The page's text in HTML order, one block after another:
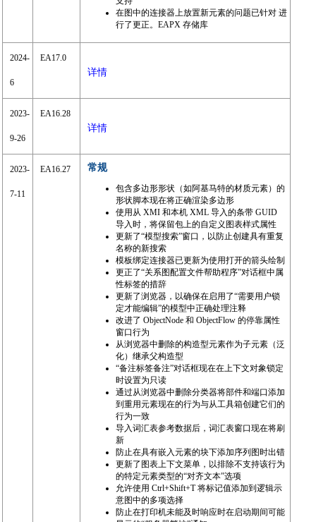
在图中的连接器上放置新元素的问题已针对 进
行了更正。EAPX 存储库
2024-
6
EA17.0
详情
2023-
9-26
EA16.28
详情
2023-
7-11
EA16.27 常规
包含多边形形状（如阿基马特的材质元素）的
形状脚本现在将正确渲染多边形
使用从 XMI 和本机 XML 导入的条带 GUID
导入时，将保留包上的自定义图表样式属性
更新了“模型搜索”窗口，以防止创建具有重复
名称的新搜索
模板绑定连接器已更新为使用打开的箭头绘制
更正了“关系图配置文件帮助程序”对话框中属
性标签的措辞
更新了浏览器，以确保在启用了“需要用户锁
定才能编辑”的模型中正确处理注释
改进了 ObjectNode 和 ObjectFlow 的停靠属性
窗口行为
从浏览器中删除的构造型元素作为子元素（泛
化）继承父构造型
“备注标签备注”对话框现在在上下文对象锁定
时设置为只读
通过从浏览器中删除分类器将部件和端口添加
到重用元素现在的行为与从工具箱创建它们的
行为一致
导入词汇表参考数据后，词汇表窗口现在将刷
新
防止在具有嵌入元素的块下添加序列图时出错
更新了图表上下文菜单，以排除不支持该行为
的特定元素类型的“对齐文本”选项
允许使用 Ctrl+Shift+T 将标记值添加到逻辑示
意图中的多项选择
防止在打印机未能及时响应时在启动期间可能